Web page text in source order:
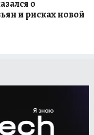
о
и рисках новой